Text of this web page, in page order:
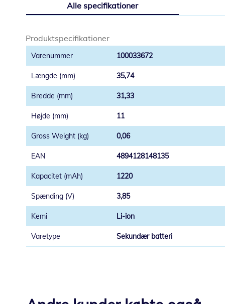
af
Alle specifikationer
Produktspecifikationer
100033672
35,74
31,33
11
0,06
4894128148135
1220
3,85
Li-ion
Sekundær batteri